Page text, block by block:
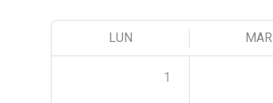
LUN MAR
1